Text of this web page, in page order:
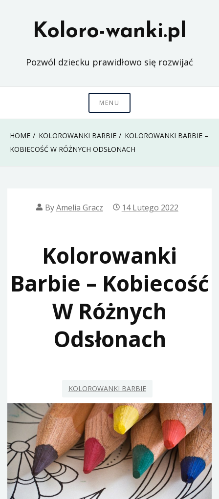
Koloro-wanki.pl
Pozwól dziecku prawidłowo się rozwijać
MENU
HOME KOLOROWANKI BARBIE
KOLOROWANKI BARBIE –
KOBIECOŚĆ W RÓŻNYCH ODSŁONACH
ByAmelia Gracz 14 Lutego 2022
Kolorowanki
Barbie – Kobiecość
W Różnych
Odsłonach
KOLOROWANKI BARBIE